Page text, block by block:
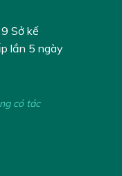
Sở kế
lần 5 ngày
có tác